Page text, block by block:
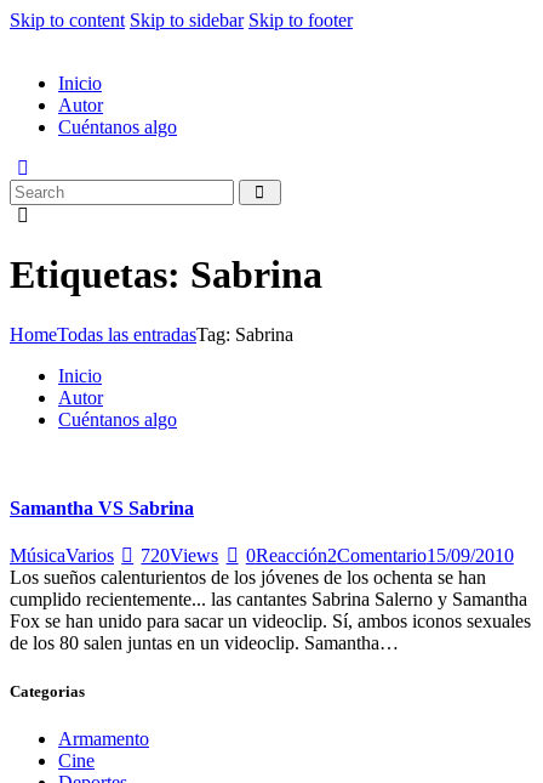
Skip to content Skip to sidebar Skip to footer
Inicio
Autor
Cuéntanos algo
Etiquetas: Sabrina
HomeTodas las entradasTag: Sabrina
Inicio
Autor
Cuéntanos algo
Samantha VS Sabrina
MúsicaVarios 720Views 0Reacción2Comentario15/09/2010
Los sueños calenturientos de los jóvenes de los ochenta se han
cumplido recientemente... las cantantes Sabrina Salerno y Samantha
Fox se han unido para sacar un videoclip. Sí, ambos iconos sexuales
de los 80 salen juntas en un videoclip. Samantha…
Categorias
Armamento
Cine